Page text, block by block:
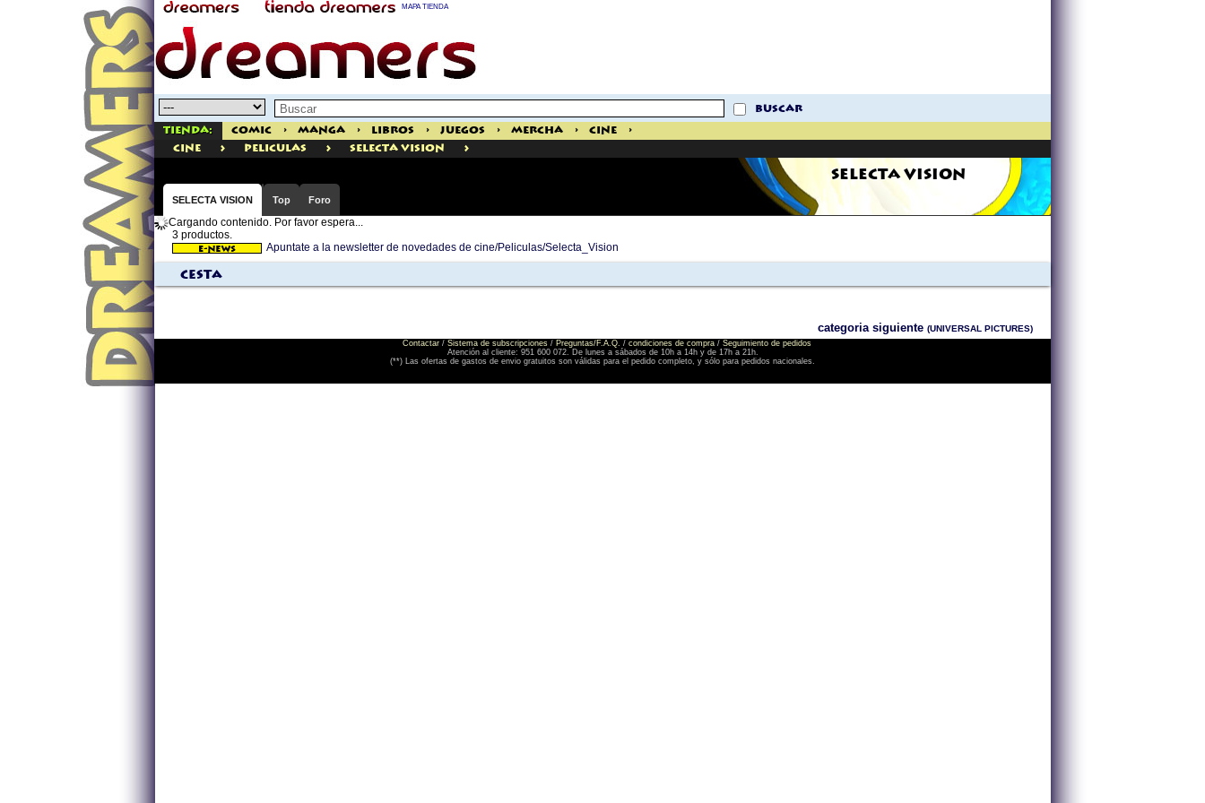
MAPA TIENDA
buscar
Tienda: Comic > Manga > Libros > Juegos > Mercha > Cine
>
cine
> Peliculas > Selecta Vision >
SELECTA VISION
SELECTA VISION Top Foro
Cargando contenido. Por favor espera...
3 productos.
Apuntate a la newsletter de novedades de cine/Peliculas/Selecta_Vision
Cesta
categoria siguiente (UNIVERSAL PICTURES)
Contactar / Sistema de subscripciones / Preguntas/F.A.Q. / condiciones de compra / Seguimiento de pedidos
Atención al cliente: 951 600 072. De lunes a sábados de 10h a 14h y de 17h a 21h.
(**) Las ofertas de gastos de envio gratuitos son válidas para el pedido completo, y sólo para pedidos nacionales.